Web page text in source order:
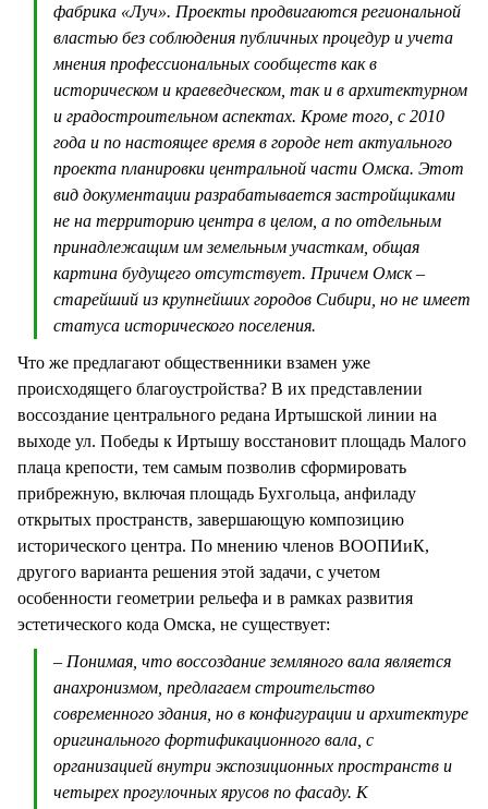
фабрика «Луч». Проекты продвигаются региональной
властью без соблюдения публичных процедур и учета
мнения профессиональных сообществ как в
историческом и краеведческом, так и в архитектурном
и градостроительном аспектах. Кроме того, с 2010
года и по настоящее время в городе нет актуального
проекта планировки центральной части Омска. Этот
вид документации разрабатывается застройщиками
не на территорию центра в целом, а по отдельным
принадлежащим им земельным участкам, общая
картина будущего отсутствует. Причем Омск –
старейший из крупнейших городов Сибири, но не имеет
статуса исторического поселения.
Что же предлагают общественники взамен уже
происходящего благоустройства? В их представлении
воссоздание центрального редана Иртышской линии на
выходе ул. Победы к Иртышу восстановит площадь Малого
плаца крепости, тем самым позволив сформировать
прибрежную, включая площадь Бухгольца, анфиладу
открытых пространств, завершающую композицию
исторического центра. По мнению членов ВООПИиК,
другого варианта решения этой задачи, с учетом
особенности геометрии рельефа и в рамках развития
эстетического кода Омска, не существует:
– Понимая, что воссоздание земляного вала является
анахронизмом, предлагаем строительство
современного здания, но в конфигурации и архитектуре
оригинального фортификационного вала, с
организацией внутри экспозиционных пространств и
четырех прогулочных ярусов по фасаду. К